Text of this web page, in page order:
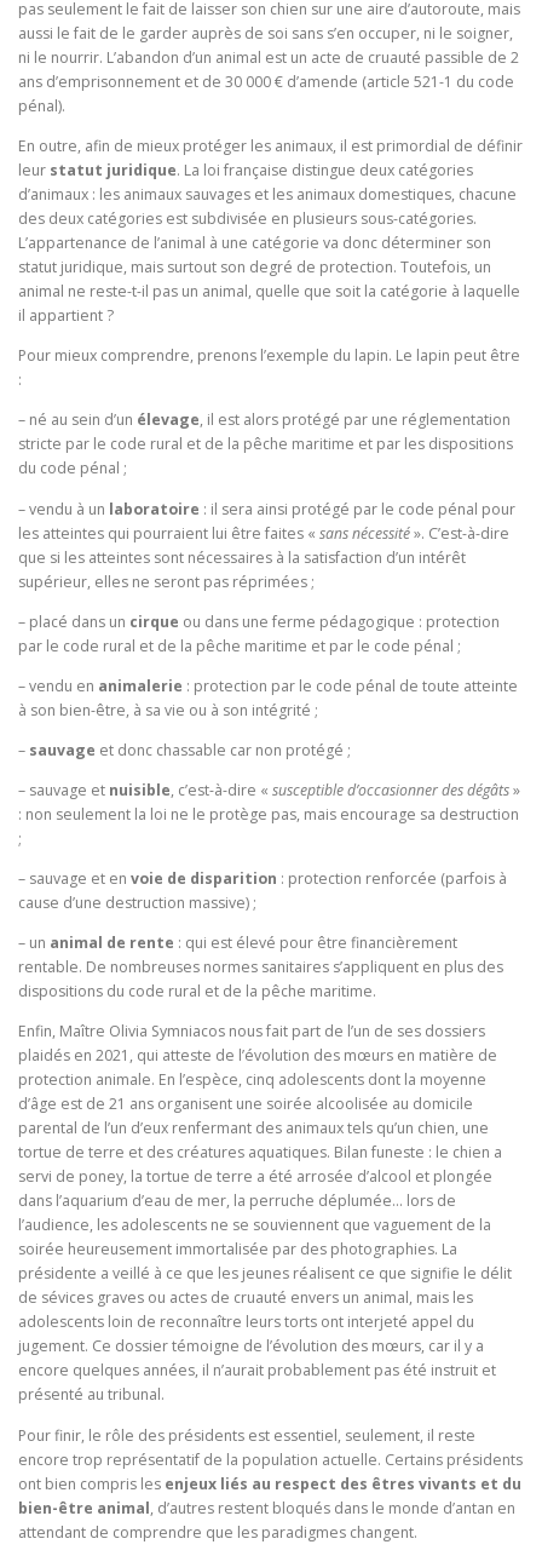
pas seulement le fait de laisser son chien sur une aire d’autoroute, mais
aussi le fait de le garder auprès de soi sans s’en occuper, ni le soigner,
ni le nourrir. L’abandon d’un animal est un acte de cruauté passible de 2
ans d’emprisonnement et de 30 000 € d’amende (article 521-1 du code
pénal).
En outre, afin de mieux protéger les animaux, il est primordial de définir
leur statut juridique. La loi française distingue deux catégories
d’animaux : les animaux sauvages et les animaux domestiques, chacune
des deux catégories est subdivisée en plusieurs sous-catégories.
L’appartenance de l’animal à une catégorie va donc déterminer son
statut juridique, mais surtout son degré de protection. Toutefois, un
animal ne reste-t-il pas un animal, quelle que soit la catégorie à laquelle
il appartient ?
Pour mieux comprendre, prenons l’exemple du lapin. Le lapin peut être
:
– né au sein d’un élevage, il est alors protégé par une réglementation
stricte par le code rural et de la pêche maritime et par les dispositions
du code pénal ;
– vendu à un laboratoire : il sera ainsi protégé par le code pénal pour
les atteintes qui pourraient lui être faites « sans nécessité». C’est-à-dire
que si les atteintes sont nécessaires à la satisfaction d’un intérêt
supérieur, elles ne seront pas réprimées ;
– placé dans un cirque ou dans une ferme pédagogique : protection
par le code rural et de la pêche maritime et par le code pénal ;
– vendu en animalerie : protection par le code pénal de toute atteinte
à son bien-être, à sa vie ou à son intégrité ;
– sauvage et donc chassable car non protégé ;
– sauvage et nuisible, c’est-à-dire « susceptible d’occasionner des dégâts»
: non seulement la loi ne le protège pas, mais encourage sa destruction
;
– sauvage et en voie de disparition : protection renforcée (parfois à
cause d’une destruction massive) ;
– un animal de rente : qui est élevé pour être financièrement
rentable. De nombreuses normes sanitaires s’appliquent en plus des
dispositions du code rural et de la pêche maritime.
Enfin, Maître Olivia Symniacos nous fait part de l’un de ses dossiers
plaidés en 2021, qui atteste de l’évolution des mœurs en matière de
protection animale. En l’espèce, cinq adolescents dont la moyenne
d’âge est de 21 ans organisent une soirée alcoolisée au domicile
parental de l’un d’eux renfermant des animaux tels qu’un chien, une
tortue de terre et des créatures aquatiques. Bilan funeste : le chien a
servi de poney, la tortue de terre a été arrosée d’alcool et plongée
dans l’aquarium d’eau de mer, la perruche déplumée… lors de
l’audience, les adolescents ne se souviennent que vaguement de la
soirée heureusement immortalisée par des photographies. La
présidente a veillé à ce que les jeunes réalisent ce que signifie le délit
de sévices graves ou actes de cruauté envers un animal, mais les
adolescents loin de reconnaître leurs torts ont interjeté appel du
jugement. Ce dossier témoigne de l’évolution des mœurs, car il y a
encore quelques années, il n’aurait probablement pas été instruit et
présenté au tribunal.
Pour finir, le rôle des présidents est essentiel, seulement, il reste
encore trop représentatif de la population actuelle. Certains présidents
ont bien compris les enjeux liés au respect des êtres vivants et du
bien-être animal, d’autres restent bloqués dans le monde d’antan en
attendant de comprendre que les paradigmes changent.